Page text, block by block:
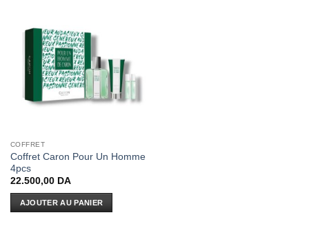
COFFRET
Coffret Caron Pour Un Homme
4pcs
22.500,00 DA
AJOUTER AU PANIER